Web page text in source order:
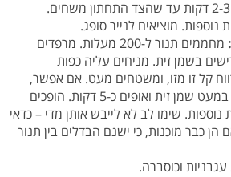
משטחים מעט ומטגנים 2-3 דקות עד שהצד התחתון משחים.
מחממים תנור ל-200 מעלות. מרפדים
בשמן זית. מניחים עליה כפות
קל זו מזו, ומשטחים מעט. אם אפשר,
מרססים את הצד העליון במעט שמן זית ואופים כ-5 דקות. הופכים
ואופים 2-3 דקות נוספות. שימו לב לא לייבש אותן מדי – כדאי
כבר מוכנות, כי ישנם הבדלים בין תנור
וכוסברה.